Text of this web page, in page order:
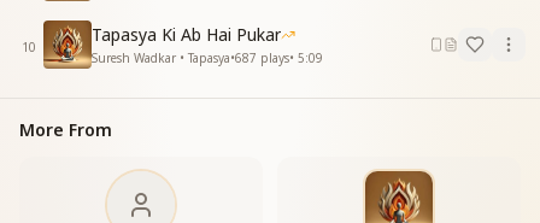
10
Tapasya Ki Ab Hai Pukar
Suresh Wadkar • Tapasya•687 plays• 5:09
More From